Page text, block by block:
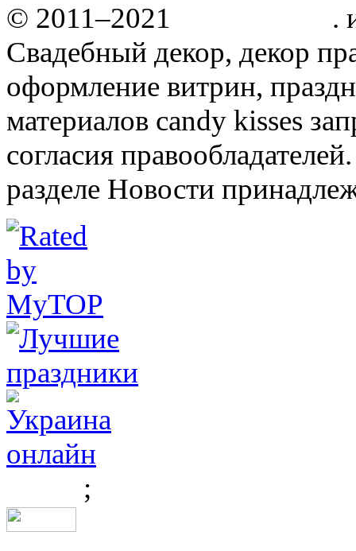
© 2011–2021
.
Свадебный декор, декор
оформление витрин,
материалов candy kisses
согласия
разделе Новости
;